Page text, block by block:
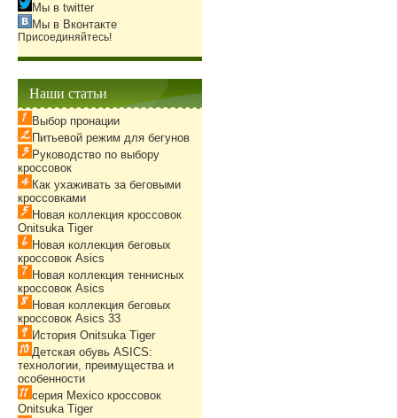
Мы в twitter
Мы в Вконтакте
Присоединяйтесь!
Наши статьи
Выбор пронации
Питьевой режим для бегунов
Руководство по выбору
кроссовок
Как ухаживать за беговыми
кроссовками
Новая коллекция кроссовок
Onitsuka Tiger
Новая коллекция беговых
кроссовок Asics
Новая коллекция теннисных
кроссовок Asics
Новая коллекция беговых
кроссовок Asics 33
История Onitsuka Tiger
Детская обувь ASICS:
технологии, преимущества и
особенности
серия Mexico кроссовок
Onitsuka Tiger